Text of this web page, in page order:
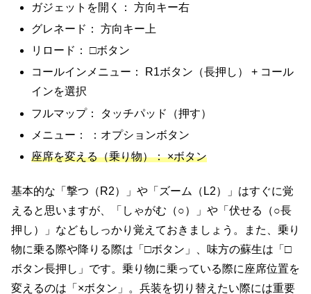
ガジェットを開く： 方向キー右
グレネード： 方向キー上
リロード： □ボタン
コールインメニュー： R1ボタン（長押し） + コール
インを選択
フルマップ： タッチパッド（押す）
メニュー： ：オプションボタン
座席を変える（乗り物）： ×ボタン
基本的な「撃つ（R2）」や「ズーム（L2）」はすぐに覚
えると思いますが、「しゃがむ（○）」や「伏せる（○長
押し）」などもしっかり覚えておきましょう。また、乗り
物に乗る際や降りる際は「□ボタン」、味方の蘇生は「□
ボタン長押し」です。乗り物に乗っている際に座席位置を
変えるのは「×ボタン」。兵装を切り替えたい際には重要